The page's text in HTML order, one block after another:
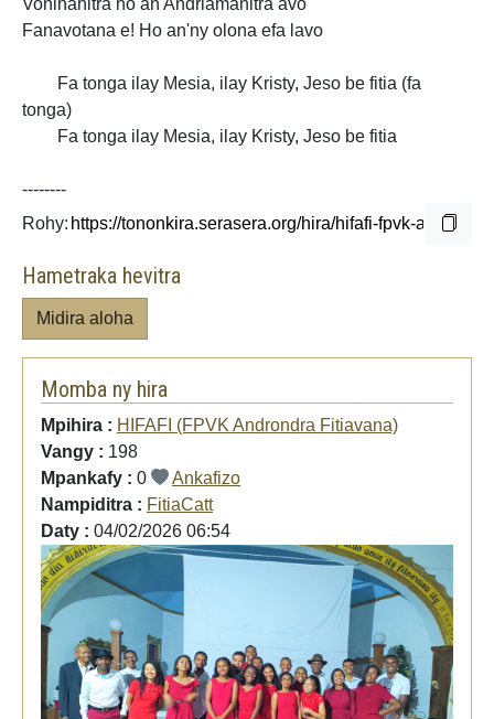
Voninahitra ho an'Andriamanitra avo
Fanavotana e! Ho an'ny olona efa lavo
Fa tonga ilay Mesia, ilay Kristy, Jeso be fitia (fa
tonga)
Fa tonga ilay Mesia, ilay Kristy, Jeso be fitia
--------
Rohy:
Hametraka hevitra
Midira aloha
Momba ny hira
Mpihira : HIFAFI (FPVK Androndra Fitiavana)
Vangy : 198
Mpankafy : 0
Ankafizo
Nampiditra : FitiaCatt
Daty : 04/02/2026 06:54